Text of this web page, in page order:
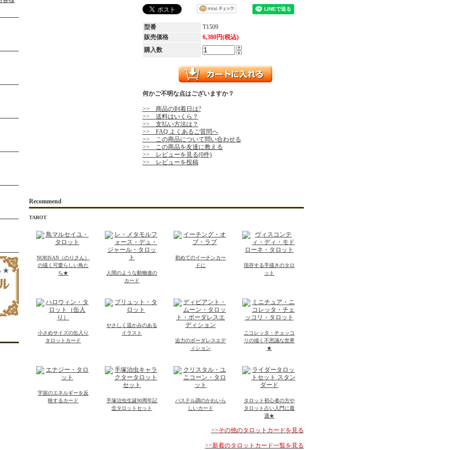
型番
T1509
販売価格
6,380円(税込)
購入数
何かご不明な点はございますか？
>> 商品の到着日は?
>> 送料はいくら？
>> 支払い方法は？
>> FAQ よくあるご質問へ
>> この商品について問い合わせる
>> この商品を友達に教える
>> レビューを見る(0件)
>> レビューを投稿
Recommend
TAROT
NORISAN（のりさん）
の描く可愛らしい鳥た
ち★
人間のような動物達の
カード
初めてのイーチンカー
ドに
現存する手描きのタロ
ット
小さめサイズの缶入り
タロットカード
やさしく温かみのある
イラスト
迫力のボーダレスエデ
ィション
ニコレッタ・チェッコ
リの描く不思議な世界
★
宇宙のエネルギーを反
映するカード
手塚治虫生誕90周年記
念タロットセット
パステル調のかわいら
しいカード
タロット初心者の方や
タロット占い入門に最
適★
>>その他のタロットカードを見る
>>新着のタロットカード一覧を見る